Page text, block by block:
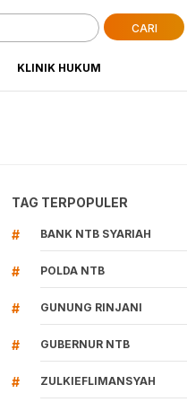
CARI
KLINIK HUKUM
TAG TERPOPULER
# BANK NTB SYARIAH
# POLDA NTB
# GUNUNG RINJANI
# GUBERNUR NTB
# ZULKIEFLIMANSYAH